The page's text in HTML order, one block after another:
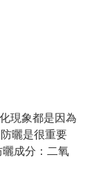
現象都是因為
曬是很重要
成分：二氧